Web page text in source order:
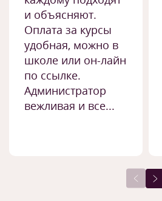
и объясняют.
Оплата за курсы
удобная, можно в
школе или он-лайн
по ссылке.
Администратор
вежливая и все...